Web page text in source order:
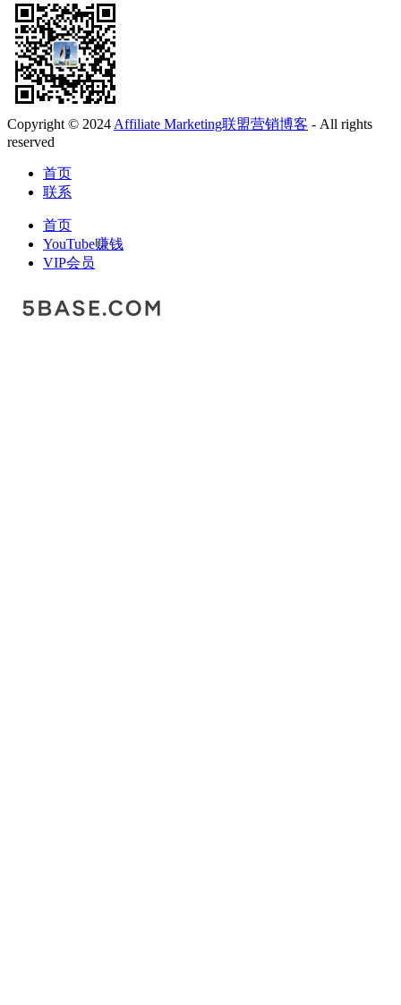
Copyright © 2024 Affiliate Marketing联盟营销博客 - All rights
reserved
首页
联系
首页
YouTube赚钱
VIP会员